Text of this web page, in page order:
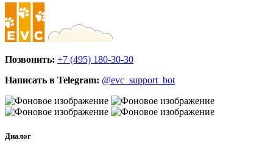
Позвонить: +7 (495) 180-30-30
Написать в Telegram: @evc_support_bot
Диалог